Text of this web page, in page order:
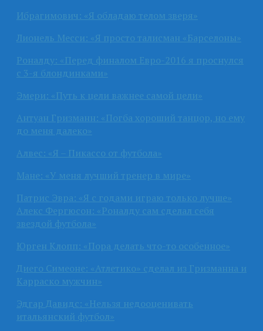
Ибрагимович: «Я обладаю телом зверя»
Лионель Месси: «Я просто талисман «Барселоны»
Роналду: «Перед финалом Евро-2016 я проснулся
с 3-я блондинками»
Эмери: «Путь к цели важнее самой цели»
Антуан Гризманн: «Погба хороший танцор, но ему
до меня далеко»
Алвес: «Я – Пикассо от футбола»
Мане: «У меня лучший тренер в мире»
Патрис Эвра: «Я с годами играю только лучше»
Алекс Фергюсон: «Роналду сам сделал себя
звездой футбола»
Юрген Клопп: «Пора делать что-то особенное»
Диего Симеоне: «Атлетико» сделал из Гризманна и
Карраско мужчин»
Эдгар Давидс: «Нельзя недооценивать
итальянский футбол»